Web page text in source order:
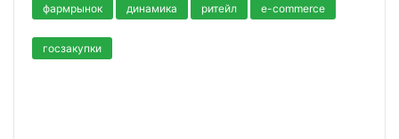
фармрынок динамика ритейл e-commerce
госзакупки